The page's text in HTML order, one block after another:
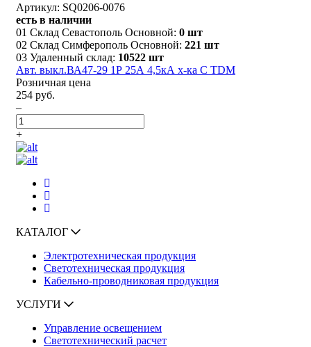
Артикул: SQ0206-0076
есть в наличии
01 Склад Севастополь Основной: 0 шт
02 Склад Симферополь Основной: 221 шт
03 Удаленный склад: 10522 шт
Авт. выкл.ВА47-29 1Р 25А 4,5кА х-ка С TDM
Розничная цена
254 руб.
–
+
КАТАЛОГ
Электротехническая продукция
Светотехническая продукция
Кабельно-проводниковая продукция
УСЛУГИ
Управление освещением
Светотехнический расчет